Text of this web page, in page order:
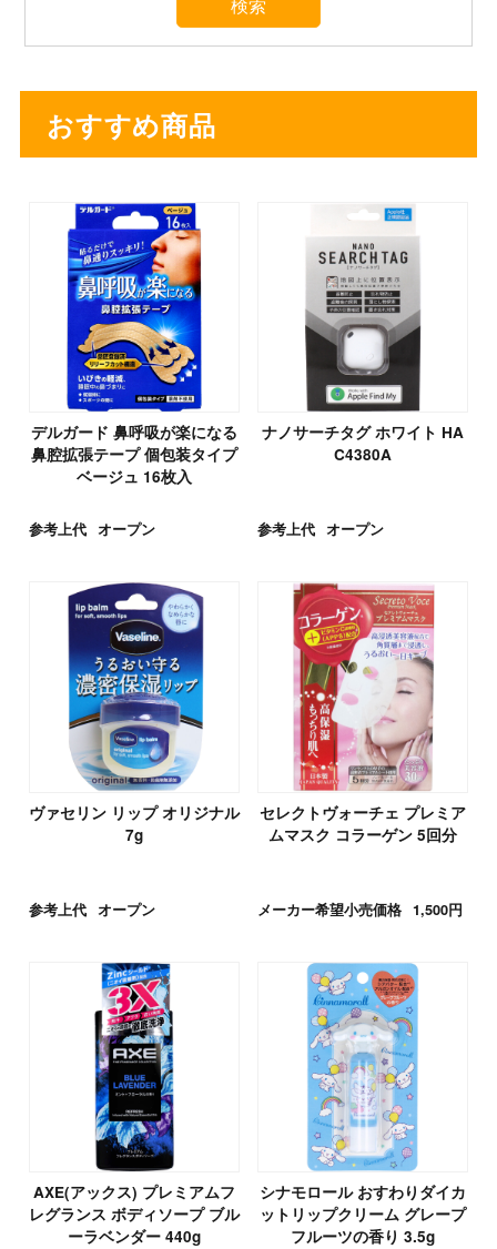
おすすめ商品
デルガード 鼻呼吸が楽になる
鼻腔拡張テープ 個包装タイプ
ベージュ 16枚入
参考上代 オープン
ナノサーチタグ ホワイト HA
C4380A
参考上代 オープン
ヴァセリン リップ オリジナル
7g
参考上代 オープン
セレクトヴォーチェ プレミア
ムマスク コラーゲン 5回分
メーカー希望小売価格 1,500円
AXE(アックス) プレミアムフ
レグランス ボディソープ ブル
ーラベンダー 440g
シナモロール おすわりダイカ
ットリップクリーム グレープ
フルーツの香り 3.5g